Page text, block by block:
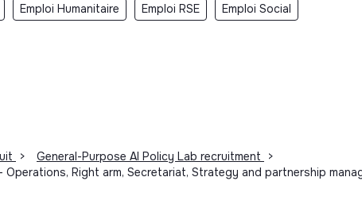
Emploi Humanitaire Emploi RSE Emploi Social
> General-Purpose AI Policy Lab recruitment
>
Right arm, Secretariat, Strategy and partnership